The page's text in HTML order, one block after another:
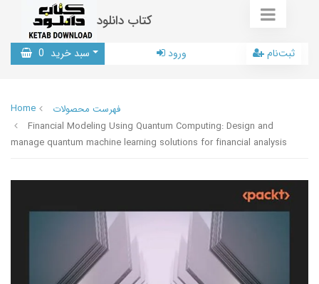
کتاب دانلود
سبد خرید 0 ورود ثبت‌نام
Home
فهرست محصولات
Financial Modeling Using Quantum Computing: Design and
manage quantum machine learning solutions for financial analysis